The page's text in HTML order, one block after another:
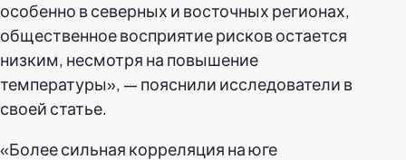
особенно в северных и восточных регионах,
общественное восприятие рисков остается
низким, несмотря на повышение
температуры», — пояснили исследователи в
своей статье.
«Более сильная корреляция на юге